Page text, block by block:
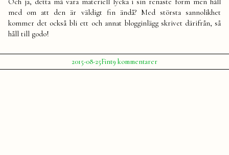
med om att den är väldigt fin ändå? Med största sannolikhet
kommer det också bli ett och annat blogginlägg skrivet därifrån, så
håll till godo!
Publicerat
av
Julia
2015-08-25Publicerat
i
FintEtiketter:
Guld,
9 kommentarertill
Macbook